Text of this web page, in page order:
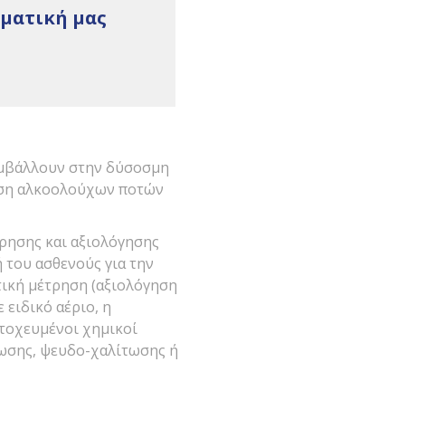
μας
στην δύσοσμη
αλκοολούχων ποτών
και αξιολόγησης
ασθενούς για την
μέτρηση (αξιολόγηση
αέριο, η
χημικοί
ψευδο-χαλίτωσης ή